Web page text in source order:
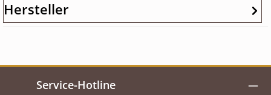
Hersteller
Service-Hotline